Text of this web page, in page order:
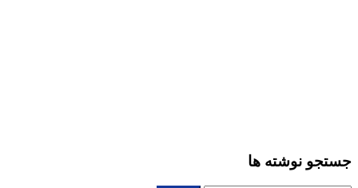
جستجو نوشته ها